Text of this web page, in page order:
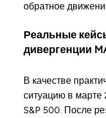
обратное
Реальные
дивергенции
В качестве
ситуацию в марте
S&P 500. После